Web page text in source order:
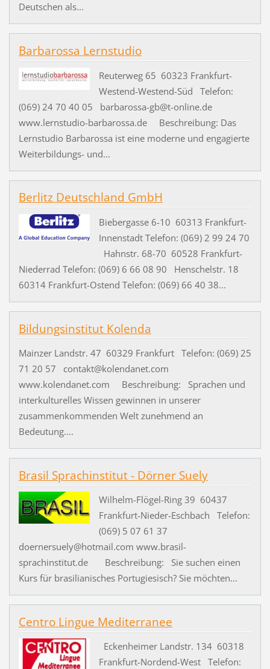
Deutschen als...
Barbarossa Lernstudio
Reuterweg 65 60323 Frankfurt-
Westend-Westend-Süd Telefon:
(069) 24 70 40 05 barbarossa-gb@t-online.de
www.lernstudio-barbarossa.de Beschreibung: Das
Lernstudio Barbarossa ist eine moderne und engagierte
Weiterbildungs- und...
Berlitz Deutschland GmbH
Biebergasse 6-10 60313 Frankfurt-
Innenstadt Telefon: (069) 2 99 24 70
Hahnstr. 68-70 60528 Frankfurt-
Niederrad Telefon: (069) 6 66 08 90 Henschelstr. 18
60314 Frankfurt-Ostend Telefon: (069) 66 40 38...
Bildungsinstitut Kolenda
Mainzer Landstr. 47 60329 Frankfurt Telefon: (069) 25
71 20 57 contakt@kolendanet.com
www.kolendanet.com Beschreibung: Sprachen und
interkulturelles Wissen gewinnen in unserer
zusammenkommenden Welt zunehmend an
Bedeutung....
Brasil Sprachinstitut - Dörner Suely
Wilhelm-Flögel-Ring 39 60437
Frankfurt-Nieder-Eschbach Telefon:
(069) 5 07 61 37
doernersuely@hotmail.com www.brasil-
sprachinstitut.de Beschreibung: Sie suchen einen
Kurs für brasilianisches Portugiesisch? Sie möchten...
Centro Lingue Mediterranee
Eckenheimer Landstr. 134 60318
Frankfurt-Nordend-West Telefon: